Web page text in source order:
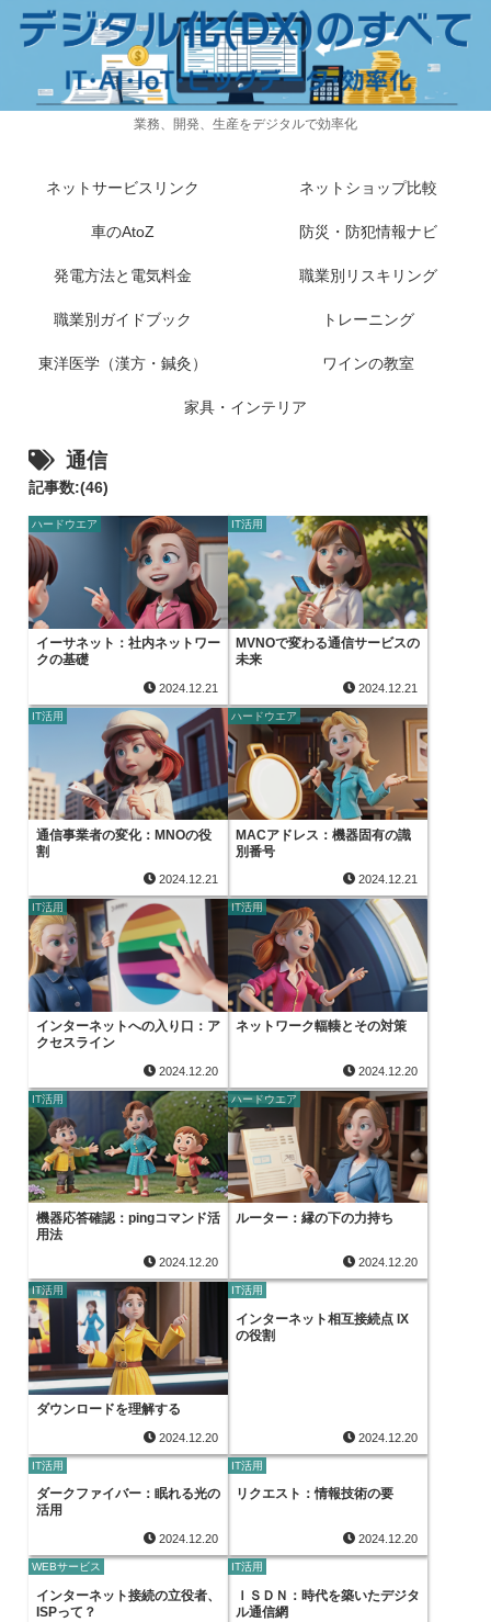
業務、開発、生産をデジタルで効率化
ネットサービスリンク ネットショップ比較
車のAtoZ 防災・防犯情報ナビ
発電方法と電気料金 職業別リスキリング
職業別ガイドブック トレーニング
東洋医学（漢方・鍼灸） ワインの教室
家具・インテリア
通信
記事数:(46)
ハードウエア
イーサネット：社内ネットワー
クの基礎
2024.12.21
IT活用
MVNOで変わる通信サービスの
未来
2024.12.21
IT活用
通信事業者の変化：MNOの役
割
2024.12.21
ハードウエア
MACアドレス：機器固有の識
別番号
2024.12.21
IT活用
インターネットへの入り口：ア
クセスライン
2024.12.20
IT活用
ネットワーク輻輳とその対策
2024.12.20
IT活用
機器応答確認：pingコマンド活
用法
2024.12.20
ハードウエア
ルーター：縁の下の力持ち
2024.12.20
IT活用
ダウンロードを理解する
2024.12.20
IT活用
インターネット相互接続点 IX
の役割
2024.12.20
IT活用
ダークファイバー：眠れる光の
活用
2024.12.20
IT活用
リクエスト：情報技術の要
2024.12.20
WEBサービス
インターネット接続の立役者、
ISPって？
IT活用
ＩＳＤＮ：時代を築いたデジタ
ル通信網